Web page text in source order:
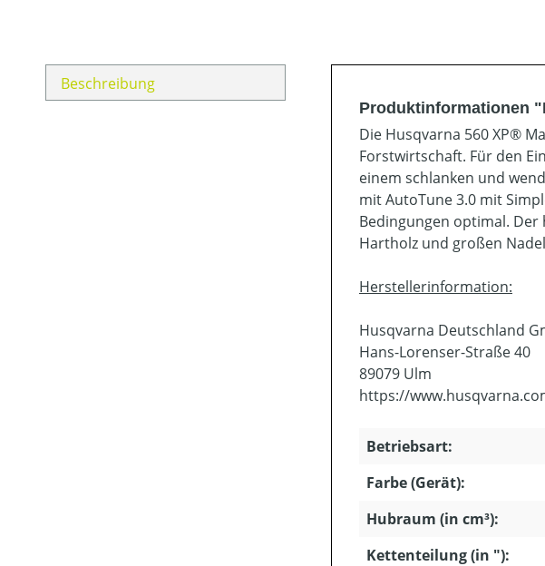
Beschreibung
Produktinformationen
Die Husqvarna 560 XP®
Forstwirtschaft. Für den
einem schlanken und
mit AutoTune 3.0 mit
Bedingungen optimal. Der
Hartholz und großen
Herstellerinformation:
Husqvarna Deutschland
Hans-Lorenser-Straße 40
89079 Ulm
https://
Betriebsart:
Farbe (Gerät):
Hubraum (in cm³):
Kettenteilung (in "):